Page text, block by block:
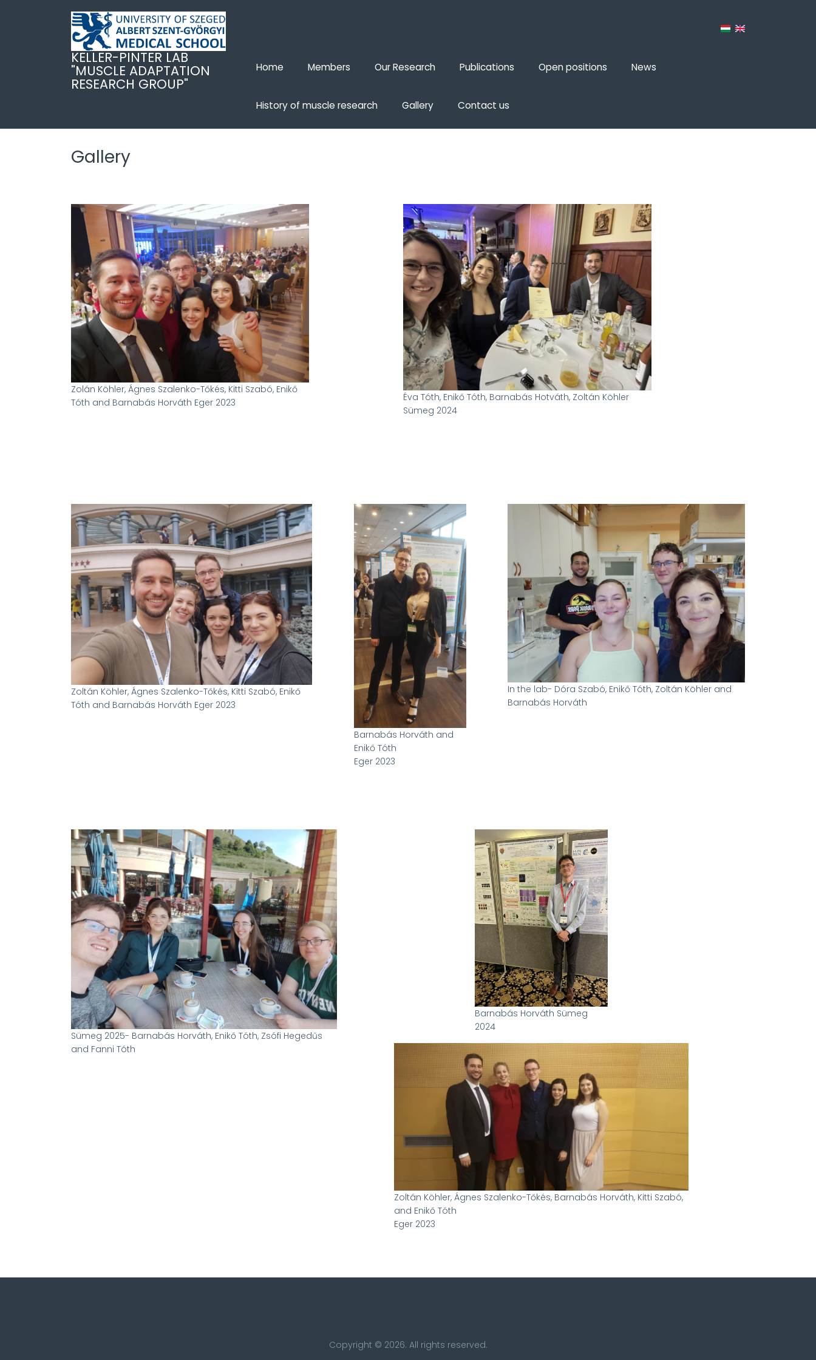
KELLER-PINTER LAB
"MUSCLE ADAPTATION
RESEARCH GROUP"
Home Members Our Research Publications Open positions News
History of muscle research Gallery Contact us
Gallery
Zolán Köhler, Ágnes Szalenko-Tőkés, Kitti Szabó, Enikő
Tóth and Barnabás Horváth Eger 2023
Éva Tóth, Enikő Tóth, Barnabás Hotváth, Zoltán Köhler
Sümeg 2024
Zoltán Köhler, Ágnes Szalenko-Tőkés, Kitti Szabó, Enikő
Tóth and Barnabás Horváth Eger 2023
In the lab- Dóra Szabó, Enikő Tóth, Zoltán Köhler and
Barnabás Horváth
Barnabás Horváth and
Enikő Tóth
Eger 2023
Sümeg 2025- Barnabás Horváth, Enikő Tóth, Zsófi Hegedűs
and Fanni Tóth
Barnabás Horváth Sümeg
2024
Zoltán Köhler, Ágnes Szalenko-Tőkés, Barnabás Horváth, Kitti Szabó,
and Enikő Tóth
Eger 2023
Copyright © 2026. All rights reserved.